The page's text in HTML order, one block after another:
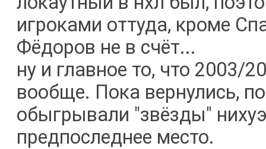
игроками оттуда, кроме
Фёдоров не в счёт...
ну и главное то, что 2003/
вообще. Пока вернулись,
обыгрывали "звёзды"
предпоследнее место.